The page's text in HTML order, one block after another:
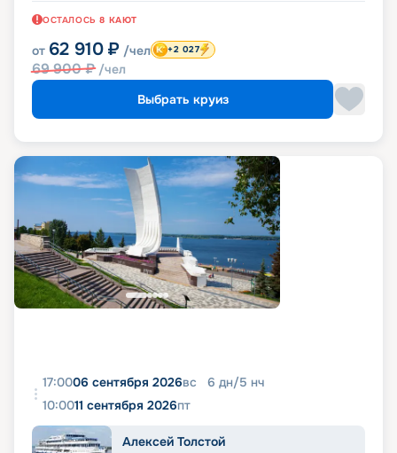
ОСТАЛОСЬ 8 КАЮТ
от 62 910 ₽ /чел
69 900₽ /чел
+2 027
Выбрать круиз
17:0006 сентября 2026вс 6 дн/5 нч
10:0011 сентября 2026пт
Алексей Толстой